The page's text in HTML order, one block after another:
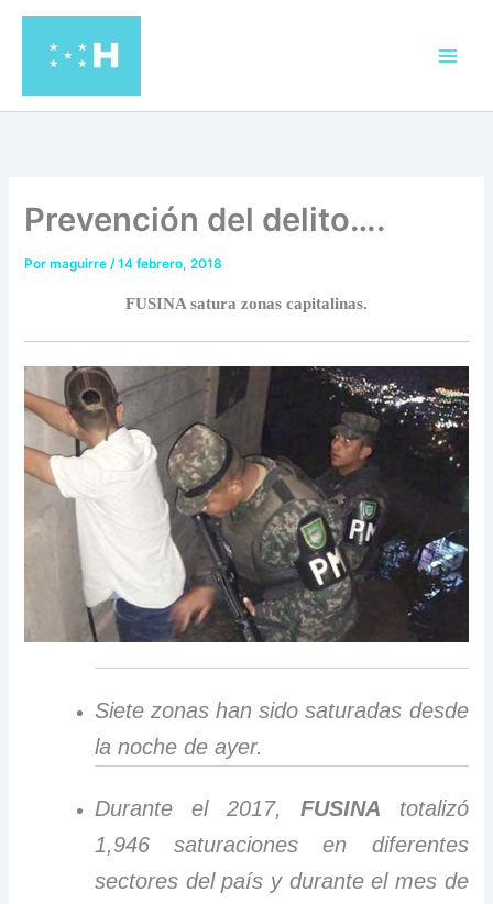
contenido
Prevención del delito….
Pormaguirre/14 febrero, 2018
FUSINA satura zonas capitalinas.
Siete zonas han sido saturadas desde
la noche de ayer.
Durante el 2017, FUSINA totalizó
1,946 saturaciones en diferentes
sectores del país y durante el mes de